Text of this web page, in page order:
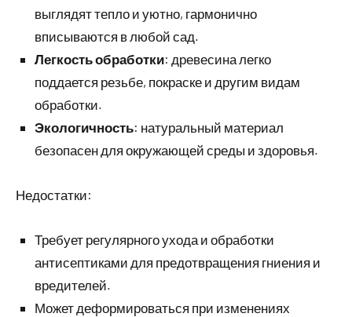
выглядят тепло и уютно, гармонично
вписываются в любой сад.
Легкость обработки: древесина легко
поддается резьбе, покраске и другим видам
обработки.
Экологичность: натуральный материал
безопасен для окружающей среды и здоровья.
Недостатки:
Требует регулярного ухода и обработки
антисептиками для предотвращения гниения и
вредителей.
Может деформироваться при изменениях